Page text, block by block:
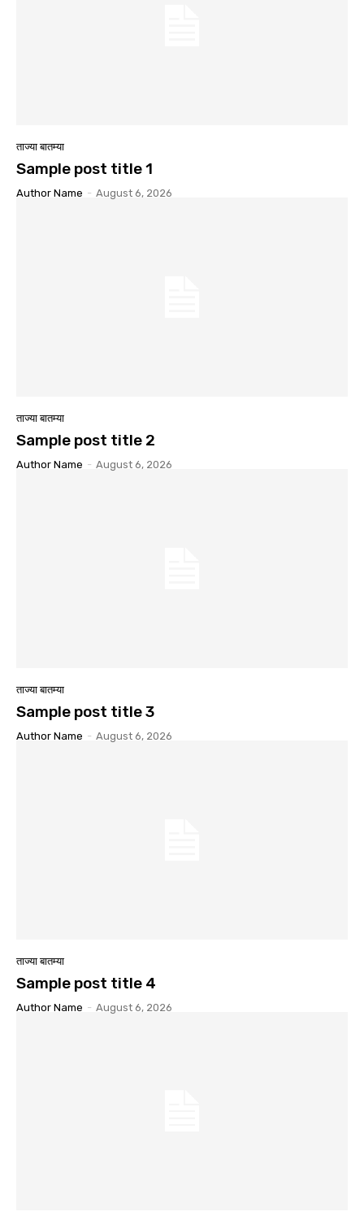
ताज्या बातम्या
Sample post title 1
Author Name - August 6, 2026
ताज्या बातम्या
Sample post title 2
Author Name - August 6, 2026
ताज्या बातम्या
Sample post title 3
Author Name - August 6, 2026
ताज्या बातम्या
Sample post title 4
Author Name - August 6, 2026